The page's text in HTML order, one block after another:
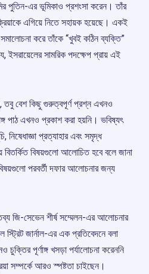
পুতিন-এর ভূমিকাও প্রশংসা করেন। তাঁর
এগিয়ে নিতে সহায়ক হয়েছে। একই
সমালোচনা করে তাঁকে “খুবই কঠিন ব্যক্তি”
ইসরায়েলের সামরিক পদক্ষেপ প্রায় এই
তবু বেশ কিছু গুরুত্বপূর্ণ প্রশ্ন এখনও
পাঠ এখনও প্রকাশ করা হয়নি। ভবিষ্যৎ
নিষেধাজ্ঞা প্রত্যাহার এবং সমৃদ্ধ
বিতর্কিত বিষয়গুলো আলোচিত হবে বলে জানা
পরবর্তী দফার আলোচনার জন্য
জি-সেভেন শীর্ষ সম্মেলন-এর আলোচনার
স্ট্রিট জার্নাল-এর এক প্রতিবেদনে বলা
পূর্ণাঙ্গ খসড়া পর্যালোচনা করেননি
সম্পর্কে আরও স্পষ্টতা চাইছেন।